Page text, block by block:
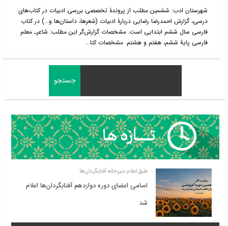
شهرستان ادب: ششمین مطلب از پروندۀ تخصصی بررسی ادبیات در کتاب‌‌های
درسی، گزارش احمدرضا رضایی دربارۀ ادبیات (شعرها، داستان‌ها و...) در کتاب
فارسی سال ششم ابتدایی است. مشخصات گزارش‌گر این مطلب: شاعرـ معلم
فارسی پایۀ ششم، هفتم و هشتم. مشخصات کتا...
طبق اعلام دبیرخانه آفتابگردان‌ها
اسامی اعضای دوره دوازدهم آفتابگردان‌ها اعلام
شد